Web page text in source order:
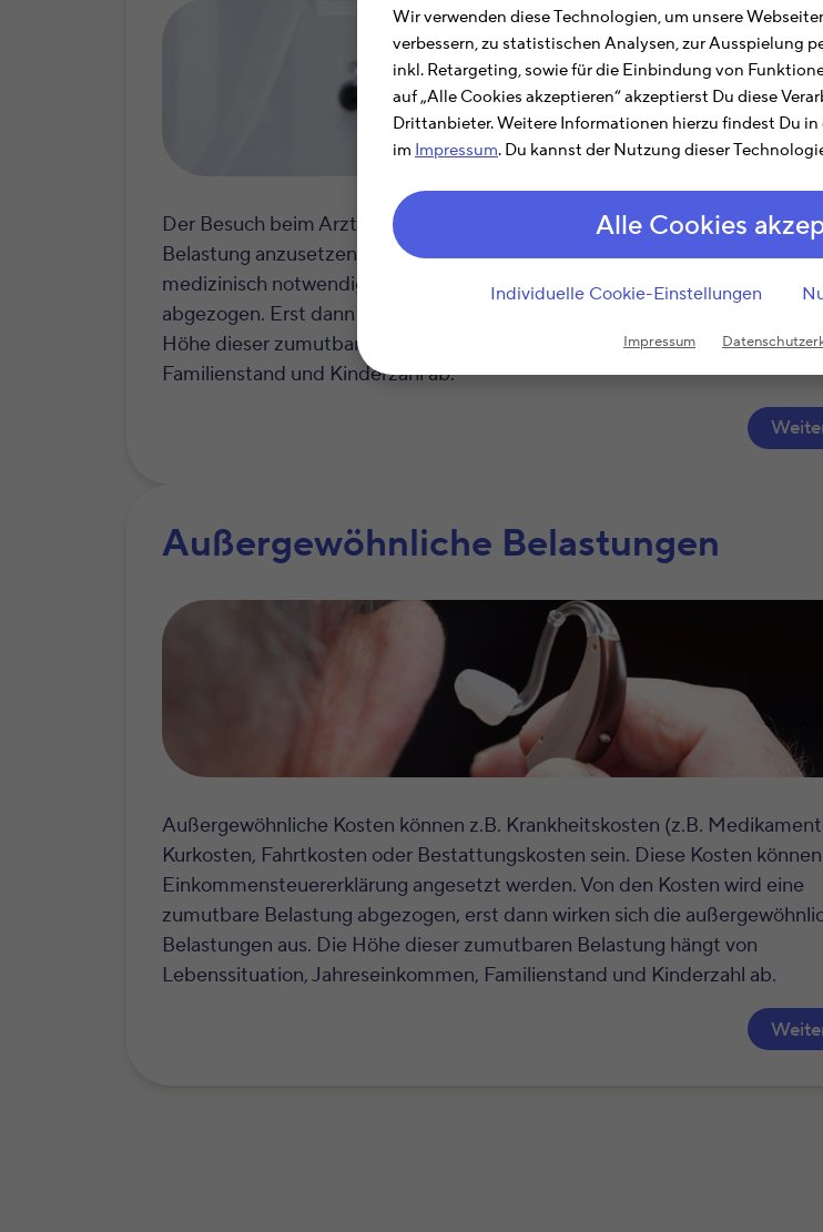
Wir verwenden diese Technologien, um unsere
verbessern, zu statistischen Analysen, zur Ausspielung
inkl. Retargeting, sowie für die Einbindung von
auf „Alle Cookies akzeptieren“ akzeptierst Du diese
Drittanbieter. Weitere Informationen hierzu findest Du in
im Impressum. Du kannst der Nutzung dieser
Alle Cookies
Individuelle Cookie-Einstellungen
Impressum
Der Besuch beim Arzt ist in der Einkommensteuererklärung als
Belastung anzusetzen, wenn Ihnen Kosten entstanden sind und der
medizinisch notwendig war. Von den Kosten wird eine zumutbare
abgezogen. Erst dann wirken sich die außergewöhnlichen Belastungen aus.
Höhe dieser zumutbaren Belastung hängt von Lebenssituation,
Familienstand und Kinderzahl ab.
Außergewöhnliche Belastungen
Außergewöhnliche Kosten können z.B. Krankheitskosten (z.B.
Kurkosten, Fahrtkosten oder Bestattungskosten sein. Diese Kosten
Einkommensteuererklärung angesetzt werden. Von den Kosten wird eine
zumutbare Belastung abgezogen, erst dann wirken sich die
Belastungen aus. Die Höhe dieser zumutbaren Belastung hängt von
Lebenssituation, Jahreseinkommen, Familienstand und Kinderzahl ab.